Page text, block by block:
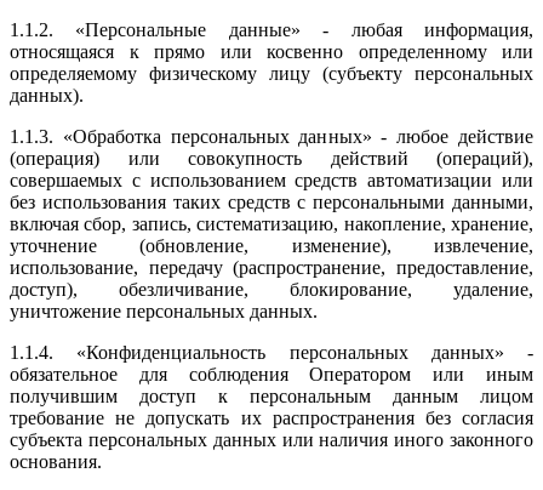
1.1.2. «Персональные данные» - любая информация,
относящаяся к прямо или косвенно определенному или
определяемому физическому лицу (субъекту персональных
данных).
1.1.3. «Обработка персональных данных» - любое действие
(операция) или совокупность действий (операций),
совершаемых с использованием средств автоматизации или
без использования таких средств с персональными данными,
включая сбор, запись, систематизацию, накопление, хранение,
уточнение (обновление, изменение), извлечение,
использование, передачу (распространение, предоставление,
доступ), обезличивание, блокирование, удаление,
уничтожение персональных данных.
1.1.4. «Конфиденциальность персональных данных» -
обязательное для соблюдения Оператором или иным
получившим доступ к персональным данным лицом
требование не допускать их распространения без согласия
субъекта персональных данных или наличия иного законного
основания.